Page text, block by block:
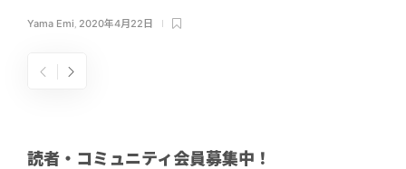
Yama Emi 2020年4月22日
読者・コミュニティ会員募集中！